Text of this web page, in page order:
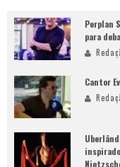
Perplan
para
Cantor